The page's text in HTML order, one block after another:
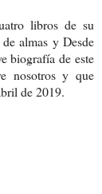
libros de su
almas y Desde
biografía de este
nosotros y que
de 2019.